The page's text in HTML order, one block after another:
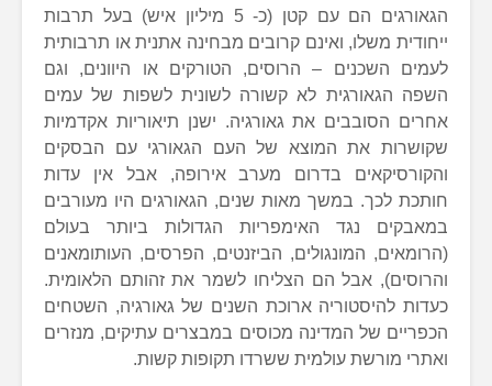
הגאורגים הם עם קטן (כ- 5 מיליון איש) בעל תרבות
ייחודית משלו, ואינם קרובים מבחינה אתנית או תרבותית
לעמים השכנים – הרוסים, הטורקים או היוונים, וגם
השפה הגאורגית לא קשורה לשונית לשפות של עמים
אחרים הסובבים את גאורגיה. ישנן תיאוריות אקדמיות
שקושרות את המוצא של העם הגאורגי עם הבסקים
והקורסיקאים בדרום מערב אירופה, אבל אין עדות
חותכת לכך. במשך מאות שנים, הגאורגים היו מעורבים
במאבקים נגד האימפריות הגדולות ביותר בעולם
(הרומאים, המונגולים, הביזנטים, הפרסים, העותומאנים
והרוסים), אבל הם הצליחו לשמר את זהותם הלאומית.
כעדות להיסטוריה ארוכת השנים של גאורגיה, השטחים
הכפריים של המדינה מכוסים במבצרים עתיקים, מנזרים
ואתרי מורשת עולמית ששרדו תקופות קשות.